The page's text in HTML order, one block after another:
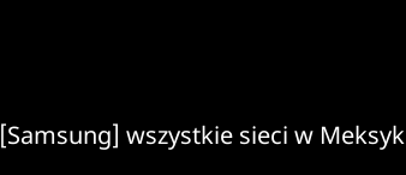
[Samsung] wszystkie sieci w Meksyk